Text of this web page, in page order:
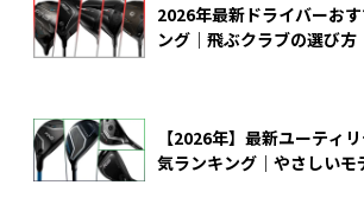
2026年最新ドライバーお
ング｜飛ぶクラブの選び方
【2026年】最新ユーティ
気ランキング｜やさしいモ